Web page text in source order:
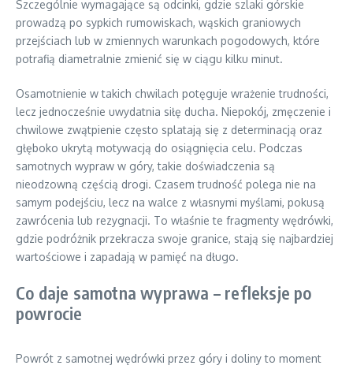
Szczególnie wymagające są odcinki, gdzie szlaki górskie
prowadzą po sypkich rumowiskach, wąskich graniowych
przejściach lub w zmiennych warunkach pogodowych, które
potrafią diametralnie zmienić się w ciągu kilku minut.
Osamotnienie w takich chwilach potęguje wrażenie trudności,
lecz jednocześnie uwydatnia siłę ducha. Niepokój, zmęczenie i
chwilowe zwątpienie często splatają się z determinacją oraz
głęboko ukrytą motywacją do osiągnięcia celu. Podczas
samotnych wypraw w góry, takie doświadczenia są
nieodzowną częścią drogi. Czasem trudność polega nie na
samym podejściu, lecz na walce z własnymi myślami, pokusą
zawrócenia lub rezygnacji. To właśnie te fragmenty wędrówki,
gdzie podróżnik przekracza swoje granice, stają się najbardziej
wartościowe i zapadają w pamięć na długo.
Co daje samotna wyprawa – refleksje po
powrocie
Powrót z samotnej wędrówki przez góry i doliny to moment